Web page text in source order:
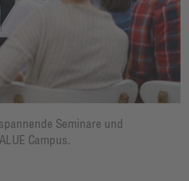
Seminare und
Campus.